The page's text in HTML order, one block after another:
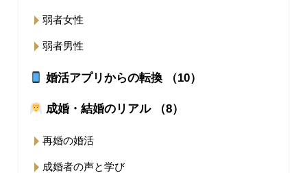
弱者女性
弱者男性
婚活アプリからの転換 （10）
成婚・結婚のリアル （8）
再婚の婚活
成婚者の声と学び